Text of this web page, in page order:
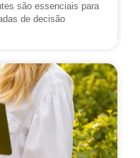
são essenciais para
de decisão